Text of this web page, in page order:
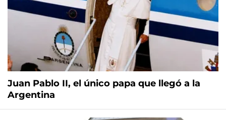
Juan Pablo II, el único papa que llegó a la
Argentina